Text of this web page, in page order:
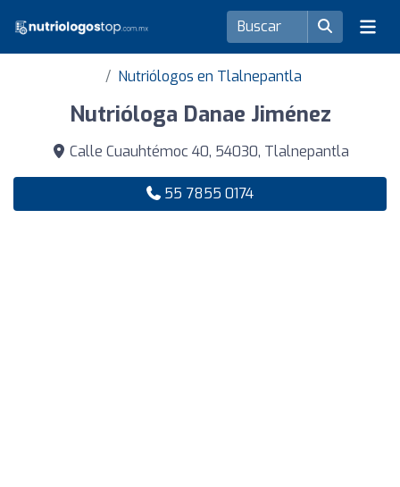
Nutriólogos en Tlalnepantla
Nutrióloga Danae Jiménez
Calle Cuauhtémoc 40, 54030, Tlalnepantla
55 7855 0174